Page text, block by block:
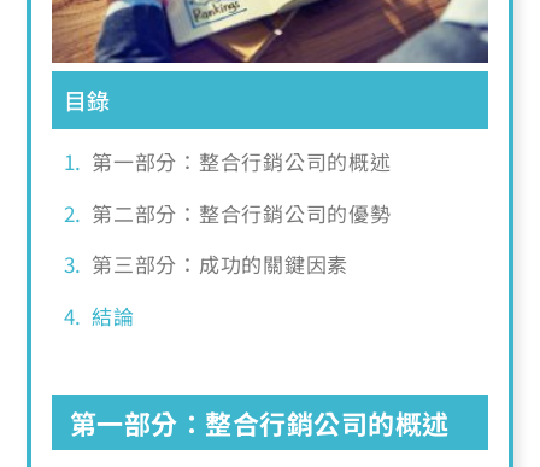
目錄
第一部分：整合行銷公司的概述
第二部分：整合行銷公司的優勢
第三部分：成功的關鍵因素
結論
第一部分：整合行銷公司的概述